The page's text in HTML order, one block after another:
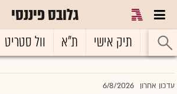
גלובס פיננסי
ראשי תיק אישי ת"א וול סטריט
עדכון אחרון 6/8/2026